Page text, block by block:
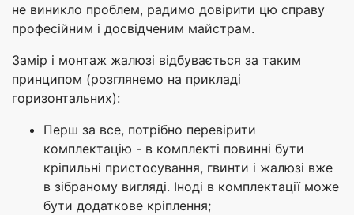
не виникло проблем, радимо довірити цю справу
професійним і досвідченим майстрам.
Замір і монтаж жалюзі відбувається за таким
принципом (розглянемо на прикладі
горизонтальних):
Перш за все, потрібно перевірити
комплектацію - в комплекті повинні бути
кріпильні пристосування, гвинти і жалюзі вже
в зібраному вигляді. Іноді в комплектації може
бути додаткове кріплення;